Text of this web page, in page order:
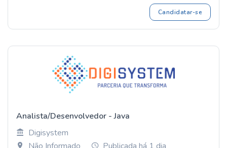
Candidatar-se
Analista/Desenvolvedor - Java
Digisystem